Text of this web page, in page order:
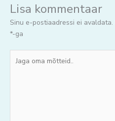
Lisa kommentaar
Sinu e-postiaadressi ei avaldata.
*-ga
oma